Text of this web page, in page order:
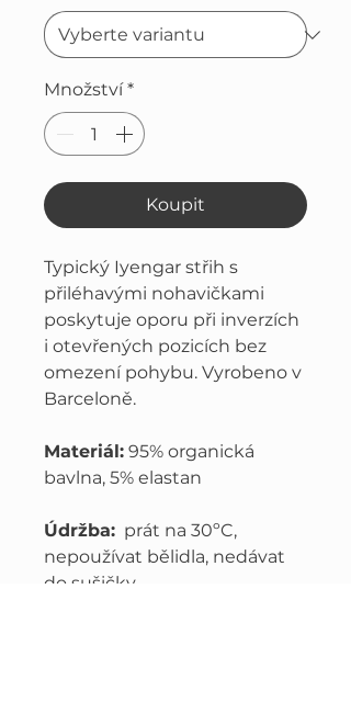
Množství *
Koupit
Typický Iyengar střih s
přiléhavými nohavičkami
poskytuje oporu při inverzích
i otevřených pozicích bez
omezení pohybu. Vyrobeno v
Barceloně.
Materiál: 95% organická
bavlna, 5% elastan
Údržba: prát na 30ºC,
nepoužívat bělidla, nedávat
do sušičky